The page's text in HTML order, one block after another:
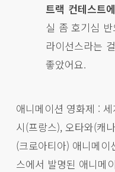
트랙 컨테스트
실 좀 호기심
라이선스라는
좋았어요.
애니메이션 영화제 :
시(프랑스), 오타와(캐
(크로아티아) 애니메
스에서 발명된 애니메